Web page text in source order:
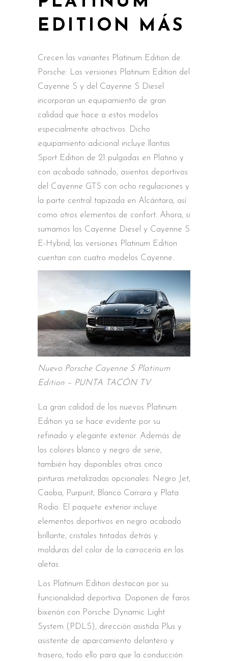
EDITION MÁS
Crecen las variantes Platinum Edition de
Porsche: Las versiones Platinum Edition del
Cayenne S y del Cayenne S Diesel
incorporan un equipamiento de gran
calidad que hace a estos modelos
especialmente atractivos. Dicho
equipamiento adicional incluye llantas
Sport Edition de 21 pulgadas en Platino y
con acabado satinado, asientos deportivos
del Cayenne GTS con ocho regulaciones y
la parte central tapizada en Alcántara, así
como otros elementos de confort. Ahora, si
sumamos los Cayenne Diesel y Cayenne S
E-Hybrid, las versiones Platinum Edition
cuentan con cuatro modelos Cayenne.
Nuevo Porsche Cayenne S Platinum
Edition – PUNTA TACÓN TV
La gran calidad de los nuevos Platinum
Edition ya se hace evidente por su
refinado y elegante exterior. Además de
los colores blanco y negro de serie,
también hay disponibles otras cinco
pinturas metalizadas opcionales: Negro Jet,
Caoba, Purpurit, Blanco Carrara y Plata
Rodio. El paquete exterior incluye
elementos deportivos en negro acabado
brillante, cristales tintados detrás y
molduras del color de la carrocería en las
aletas.
Los Platinum Edition destacan por su
funcionalidad deportiva. Disponen de faros
bixenón con Porsche Dynamic Light
System (PDLS), dirección asistida Plus y
asistente de aparcamiento delantero y
trasero, todo ello para que la conducción